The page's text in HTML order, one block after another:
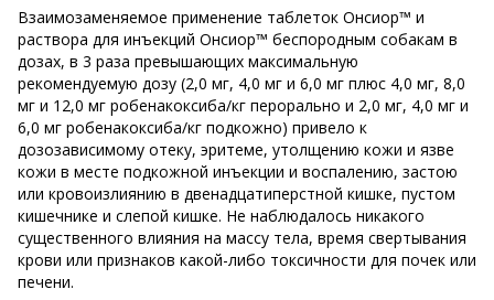
Взаимозаменяемое применение таблеток Онсиор™ и
раствора для инъекций Онсиор™ беспородным собакам в
дозах, в 3 раза превышающих максимальную
рекомендуемую дозу (2,0 мг, 4,0 мг и 6,0 мг плюс 4,0 мг, 8,0
мг и 12,0 мг робенакоксиба/кг перорально и 2,0 мг, 4,0 мг и
6,0 мг робенакоксиба/кг подкожно) привело к
дозозависимому отеку, эритеме, утолщению кожи и язве
кожи в месте подкожной инъекции и воспалению, застою
или кровоизлиянию в двенадцатиперстной кишке, пустом
кишечнике и слепой кишке. Не наблюдалось никакого
существенного влияния на массу тела, время свертывания
крови или признаков какой-либо токсичности для почек или
печени.